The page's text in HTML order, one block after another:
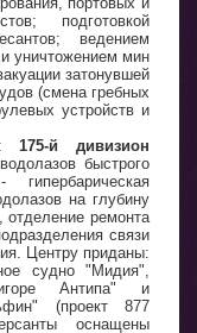
подготовкой
ведением
уничтожением мин
затонувшей
(смена гребных
устройств и
175-й дивизион
быстрого
на глубину
отделение ремонта
связи
Центру приданы:
судно "Мидия",
Антипа" и
(проект 877
оснащены